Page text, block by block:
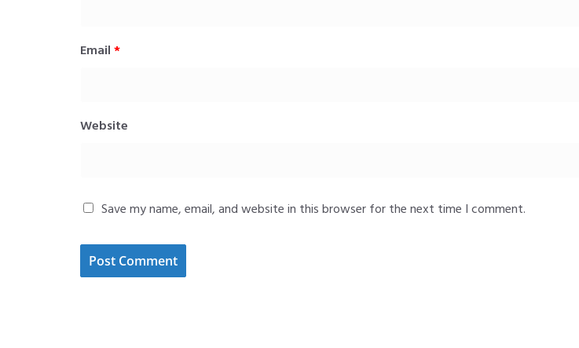
Email *
Website
Save my name, email, and website in this browser for the next time I comment.